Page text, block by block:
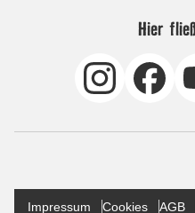
Hier
Impressum Cookies AGB